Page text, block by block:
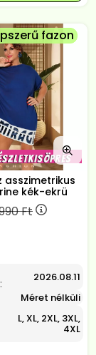
fazon
asszimetrikus
kék-ekrü
Ft
: 2026.08.11
Méret nélküli
L, XL, 2XL, 3XL,
4XL